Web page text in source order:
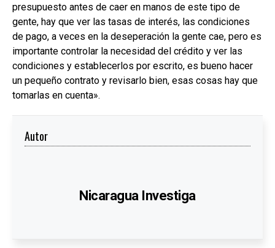
presupuesto antes de caer en manos de este tipo de
gente, hay que ver las tasas de interés, las condiciones
de pago, a veces en la deseperación la gente cae, pero es
importante controlar la necesidad del crédito y ver las
condiciones y establecerlos por escrito, es bueno hacer
un pequeño contrato y revisarlo bien, esas cosas hay que
tomarlas en cuenta».
Autor
Nicaragua Investiga